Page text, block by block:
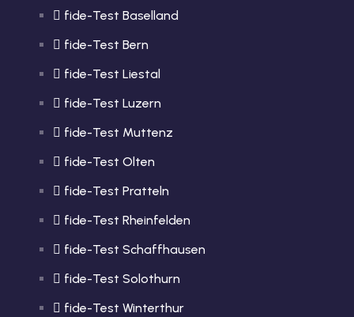
fide-Test Baselland
fide-Test Bern
fide-Test Liestal
fide-Test Luzern
fide-Test Muttenz
fide-Test Olten
fide-Test Pratteln
fide-Test Rheinfelden
fide-Test Schaffhausen
fide-Test Solothurn
fide-Test Winterthur